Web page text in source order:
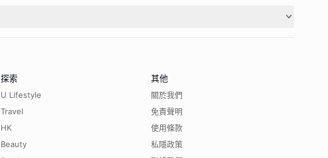
探索
U Lifestyle
Travel
HK
Beauty
其他
關於我們
免責聲明
使用條款
私隱政策